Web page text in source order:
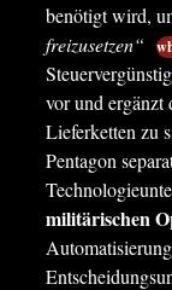
benötigt wird,
freizusetzen“
vor und
Lieferketten zu
Pentagon
militärischen